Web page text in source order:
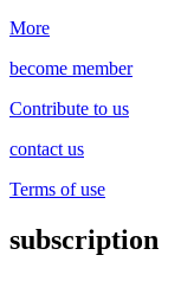
More
become member
Contribute to us
contact us
Terms of use
subscription